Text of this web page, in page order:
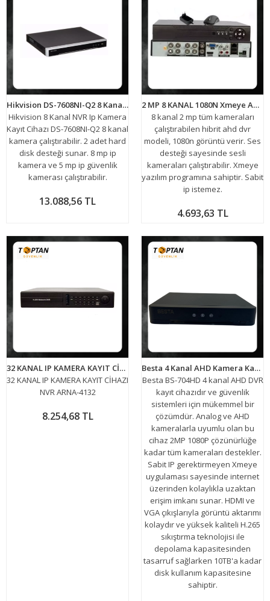
Hikvision DS-7608NI-Q2 8 Kanal NVR Kayıt Cihazı
Hikvision 8 Kanal NVR Ip Kamera
Kayıt Cihazı DS-7608NI-Q2 8 kanal
kamera çalıştırabilir. 2 adet hard
disk desteği sunar. 8 mp ip
kamera ve 5 mp ip güvenlik
kamerası çalıştırabilir.
13.088,56 TL
2 MP 8 KANAL 1080N Xmeye Ahd Hibrit 5IN1 HİBRİT H265 Kamera Kayıt Cihazı ARNA-4082
8 kanal 2 mp tüm kameraları
çalıştırabilen hibrit ahd dvr
modeli, 1080n görüntü verir. Ses
desteği sayesinde sesli
kameraları çalıştırabilir. Xmeye
yazılım programına sahiptir. Sabit
ip istemez.
4.693,63 TL
32 KANAL IP KAMERA KAYIT CİHAZI NVR ARNA-4132
32 KANAL IP KAMERA KAYIT CİHAZI
NVR ARNA-4132
8.254,68 TL
Besta 4 Kanal AHD Kamera Kayıt Cihazı Xmeye KD-704HD
Besta BS-704HD 4 kanal AHD DVR
kayıt cihazıdır ve güvenlik
sistemleri için mükemmel bir
çözümdür. Analog ve AHD
kameralarla uyumlu olan bu
cihaz 2MP 1080P çözünürlüğe
kadar tüm kameraları destekler.
Sabit IP gerektirmeyen Xmeye
uygulaması sayesinde internet
üzerinden kolaylıkla uzaktan
erişim imkanı sunar. HDMI ve
VGA çıkışlarıyla görüntü aktarımı
kolaydır ve yüksek kaliteli H.265
sıkıştırma teknolojisi ile
depolama kapasitesinden
tasarruf sağlarken 10TB'a kadar
disk kullanım kapasitesine
sahiptir.